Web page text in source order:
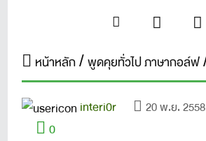
หน้าหลัก พูดคุยทั่วไป ภาษากอล์ฟ
interi0r 20 พ.ย. 2558
0